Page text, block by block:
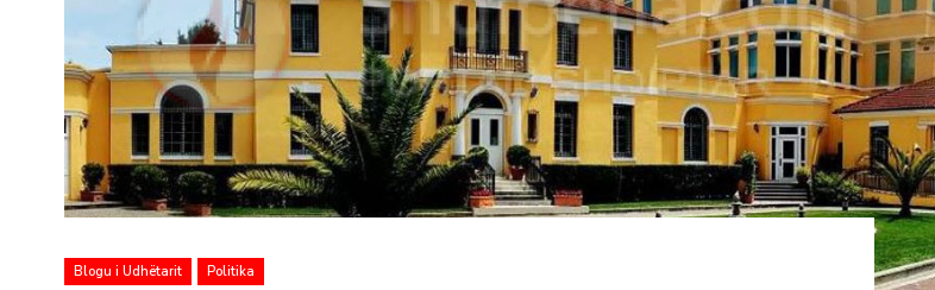
Blogu i Udhëtarit Politika